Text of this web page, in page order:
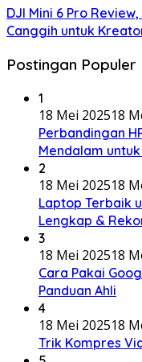
DJI Mini 6 Pro
Canggih untuk
Postingan Populer
1
18 Mei 202518
Perbandingan
Mendalam
2
18 Mei 202518
Laptop Terbaik
Lengkap &
3
18 Mei 202518
Cara Pakai
Panduan Ahli
4
18 Mei 202518
Trik Kompres